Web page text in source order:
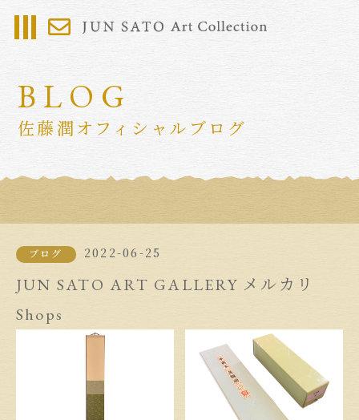
BLOG
佐藤潤オフィシャルブログ
ブログ 2022-06-25
JUN SATO ART GALLERY メルカリ
Shops